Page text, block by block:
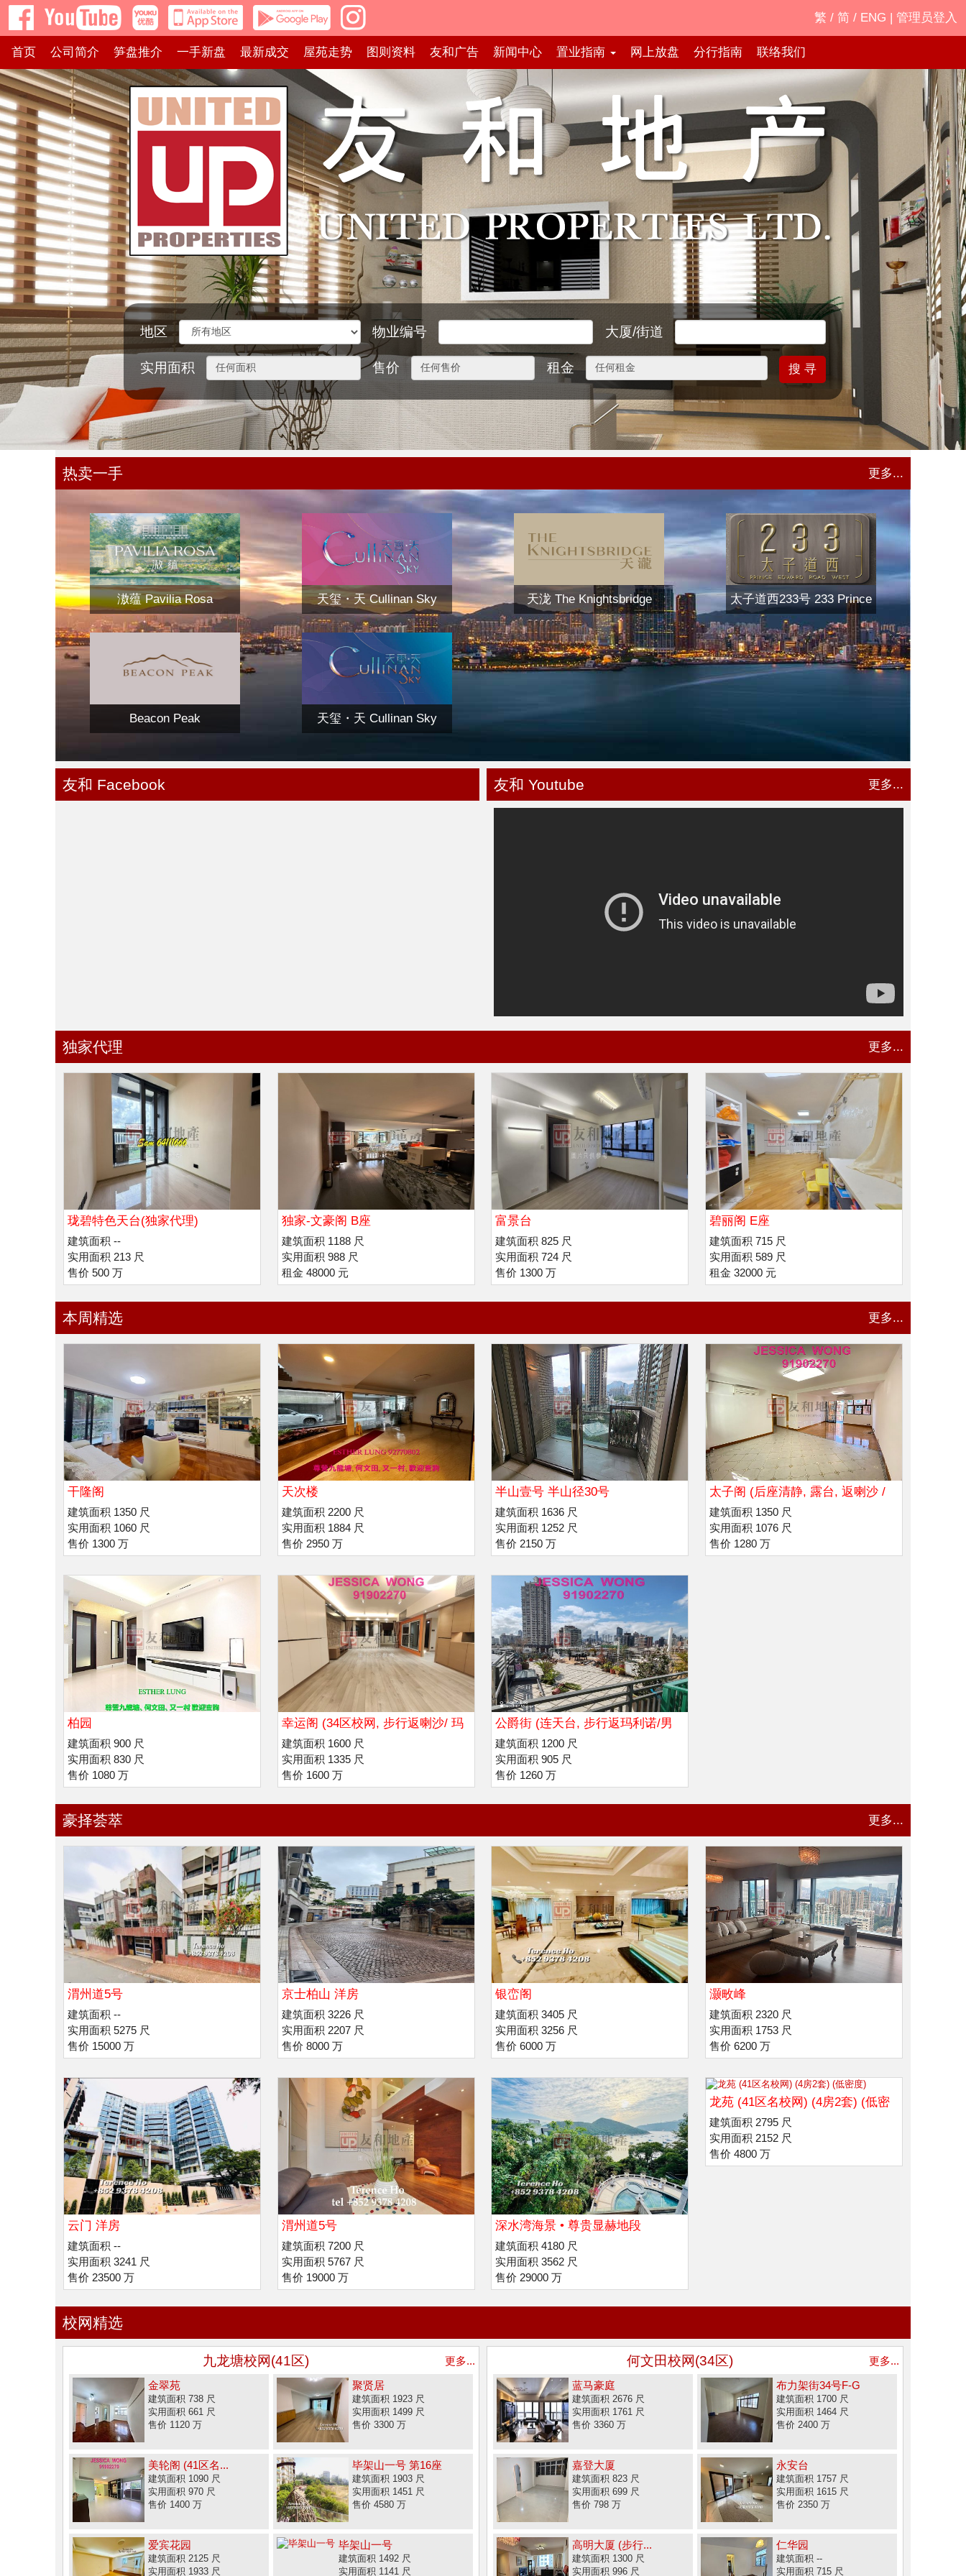
繁 / 简 / ENG | 管理员登入
首页 公司简介 笋盘推介 一手新盘 最新成交 屋苑走势 图则资料 友和广告 新闻中心 置业指南 网上放盘 分行指南 联络我们
地区 物业编号 大厦/街道
实用面积 售价 租金 搜 寻
热卖一手 更多...
滶蕴 Pavilia Rosa 天玺・天 Cullinan Sky 天泷 The Knightsbridge 太子道西233号 233 Prince
Edward Road West
Beacon Peak 天玺・天 Cullinan Sky
友和 Facebook 友和 Youtube 更多...
独家代理 更多...
珑碧特色天台(独家代理)
建筑面积 --
实用面积 213 尺
售价 500 万
独家-文豪阁 B座
建筑面积 1188 尺
实用面积 988 尺
租金 48000 元
富景台
建筑面积 825 尺
实用面积 724 尺
售价 1300 万
碧丽阁 E座
建筑面积 715 尺
实用面积 589 尺
租金 32000 元
本周精选 更多...
干隆阁
建筑面积 1350 尺
实用面积 1060 尺
售价 1300 万
天次楼
建筑面积 2200 尺
实用面积 1884 尺
售价 2950 万
半山壹号 半山径30号
建筑面积 1636 尺
实用面积 1252 尺
售价 2150 万
太子阁 (后座清静, 露台, 返喇沙 /
玛利诺)
建筑面积 1350 尺
实用面积 1076 尺
售价 1280 万
柏园
建筑面积 900 尺
实用面积 830 尺
售价 1080 万
幸运阁 (34区校网, 步行返喇沙/ 玛
利诺书院
建筑面积 1600 尺
实用面积 1335 尺
售价 1600 万
公爵街 (连天台, 步行返玛利诺/男
拔萃书院
建筑面积 1200 尺
实用面积 905 尺
售价 1260 万
豪择荟萃 更多...
渭州道5号
建筑面积 --
实用面积 5275 尺
售价 15000 万
京士柏山 洋房
建筑面积 3226 尺
实用面积 2207 尺
售价 8000 万
银峦阁
建筑面积 3405 尺
实用面积 3256 尺
售价 6000 万
灏畋峰
建筑面积 2320 尺
实用面积 1753 尺
售价 6200 万
云门 洋房
建筑面积 --
实用面积 3241 尺
售价 23500 万
渭州道5号
建筑面积 7200 尺
实用面积 5767 尺
售价 19000 万
深水湾海景 • 尊贵显赫地段
建筑面积 4180 尺
实用面积 3562 尺
售价 29000 万
龙苑 (41区名校网) (4房2套) (低密
度)
建筑面积 2795 尺
实用面积 2152 尺
售价 4800 万
校网精选
九龙塘校网(41区)
更多...
金翠苑
建筑面积 738 尺
实用面积 661 尺
售价 1120 万
聚贤居
建筑面积 1923 尺
实用面积 1499 尺
售价 3300 万
美轮阁 (41区名...
建筑面积 1090 尺
实用面积 970 尺
售价 1400 万
毕架山一号 第16座
建筑面积 1903 尺
实用面积 1451 尺
售价 4580 万
爱宾花园
建筑面积 2125 尺
实用面积 1933 尺
毕架山一号
建筑面积 1492 尺
实用面积 1141 尺
何文田校网(34区)
更多...
蓝马豪庭
建筑面积 2676 尺
实用面积 1761 尺
售价 3360 万
布力架街34号F-G
建筑面积 1700 尺
实用面积 1464 尺
售价 2400 万
嘉登大厦
建筑面积 823 尺
实用面积 699 尺
售价 798 万
永安台
建筑面积 1757 尺
实用面积 1615 尺
售价 2350 万
高明大厦 (步行...
建筑面积 1300 尺
实用面积 996 尺
仁华园
建筑面积 --
实用面积 715 尺